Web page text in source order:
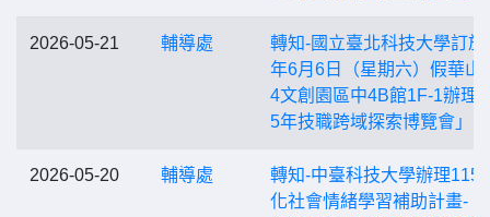
2026-05-21 輔導處
轉知-國立臺北科技大學訂於
年6月6日（星期六）假華山
4文創園區中4B館1F-1辦理
5年技職跨域探索博覽會」
2026-05-20 輔導處
轉知-中臺科技大學辦理115
化社會情緒學習補助計畫-「